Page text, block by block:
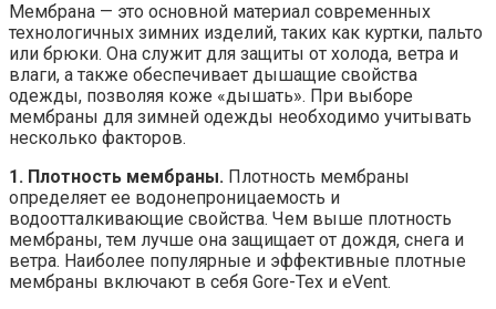
Мембрана — это основной материал современных
технологичных зимних изделий, таких как куртки, пальто
или брюки. Она служит для защиты от холода, ветра и
влаги, а также обеспечивает дышащие свойства
одежды, позволяя коже «дышать». При выборе
мембраны для зимней одежды необходимо учитывать
несколько факторов.
1. Плотность мембраны. Плотность мембраны
определяет ее водонепроницаемость и
водоотталкивающие свойства. Чем выше плотность
мембраны, тем лучше она защищает от дождя, снега и
ветра. Наиболее популярные и эффективные плотные
мембраны включают в себя Gore-Tex и eVent.